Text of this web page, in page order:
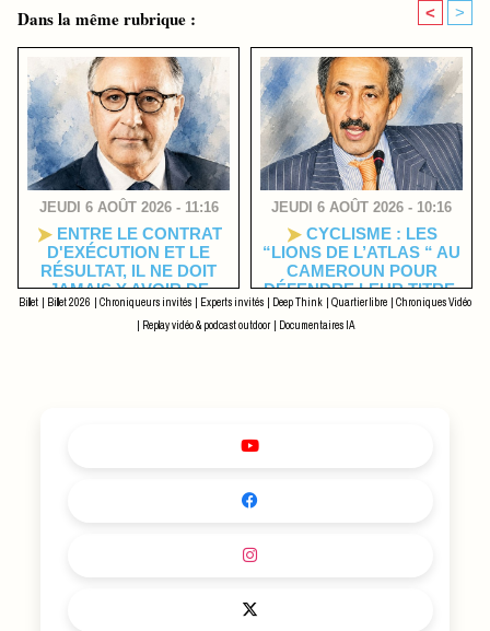
Dans la même rubrique : < >
JEUDI 6 AOÛT 2026 - 11:16
ENTRE LE CONTRAT
D'EXÉCUTION ET LE
RÉSULTAT, IL NE DOIT
JAMAIS Y AVOIR DE
ZONE D'OMBRE
JEUDI 6 AOÛT 2026 - 10:16
CYCLISME : LES
“LIONS DE L’ATLAS “ AU
CAMEROUN POUR
DÉFENDRE LEUR TITRE
DU GRAND PRIX
INTERNATIONAL «
Billet | Billet 2026 | Chroniqueurs invités | Experts invités | Deep Think | Quartier libre | Chroniques Vidéo
| Replay vidéo & podcast outdoor | Documentaires IA